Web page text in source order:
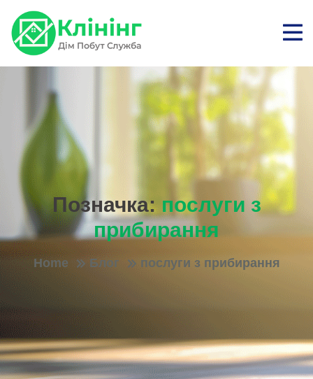
Позначка: послуги з
прибирання
Home Блог послуги з прибирання